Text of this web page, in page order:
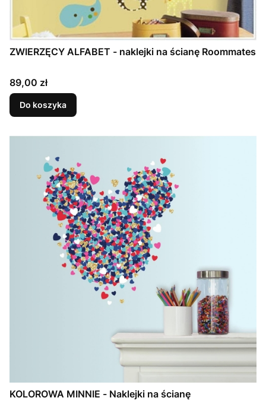
ZWIERZĘCY ALFABET - naklejki na ścianę Roommates
Cena
89,00 zł
Do koszyka
KOLOROWA MINNIE - Naklejki na ścianę